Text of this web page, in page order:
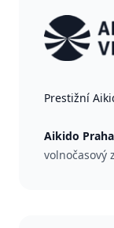
Prestižní
Aikido
volnočasový